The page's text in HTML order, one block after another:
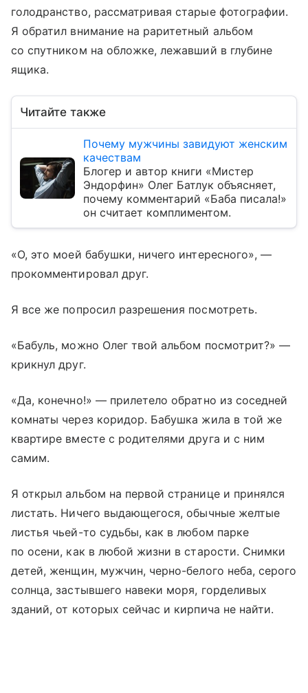
голодранство, рассматривая старые фотографии.
Я обратил внимание на раритетный альбом
со спутником на обложке, лежавший в глубине
ящика.
Читайте также
Почему мужчины завидуют женским
качествам
Блогер и автор книги «Мистер
Эндорфин» Олег Батлук объясняет,
почему комментарий «Баба писала!»
он считает комплиментом.
«О, это моей бабушки, ничего интересного», —
прокомментировал друг.
Я все же попросил разрешения посмотреть.
«Бабуль, можно Олег твой альбом посмотрит?» —
крикнул друг.
«Да, конечно!» — прилетело обратно из соседней
комнаты через коридор. Бабушка жила в той же
квартире вместе с родителями друга и с ним
самим.
Я открыл альбом на первой странице и принялся
листать. Ничего выдающегося, обычные желтые
листья чьей-то судьбы, как в любом парке
по осени, как в любой жизни в старости. Снимки
детей, женщин, мужчин, черно-белого неба, серого
солнца, застывшего навеки моря, горделивых
зданий, от которых сейчас и кирпича не найти.